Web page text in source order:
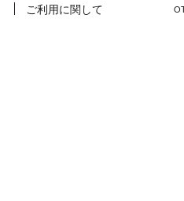
ご利用に関して